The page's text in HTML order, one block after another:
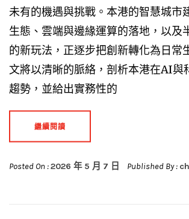
未有的機遇與挑戰。本港的智慧城市
生態、雲端與邊緣運算的落地，以及
的新玩法，正逐步把創新轉化為日常
文將以清晰的脈絡，剖析本港在AI與
趨勢，並給出實務性的
繼續閱讀
Posted On :2026 年 5 月 7 日 Published By :